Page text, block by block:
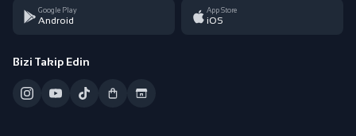
Google Play
Android
App Store
iOS
Bizi Takip Edin